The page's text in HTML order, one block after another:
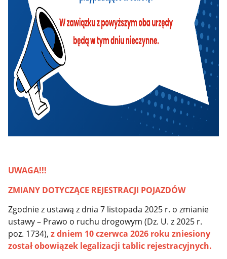
UWAGA!!!
ZMIANY DOTYCZĄCE REJESTRACJI POJAZDÓW
Zgodnie z ustawą z dnia 7 listopada 2025 r. o zmianie
ustawy – Prawo o ruchu drogowym (Dz. U. z 2025 r.
poz. 1734), z dniem 10 czerwca 2026 roku zniesiony
został obowiązek legalizacji tablic rejestracyjnych.